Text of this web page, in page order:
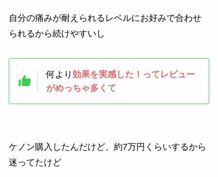
自分の痛みが耐えられるレベルにお好みで合わせ
られるから続けやすいし
何より効果を実感した！ってレビュー
がめっちゃ多くて
ケノン購入したんだけど、約7万円くらいするから
迷ってたけど